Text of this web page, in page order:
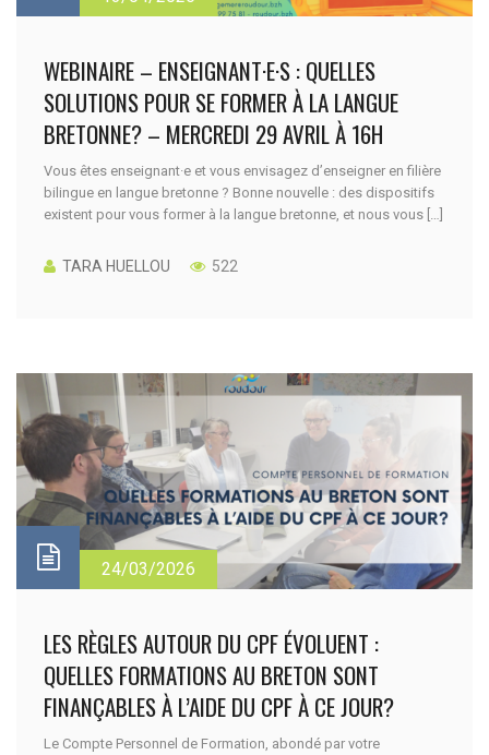
WEBINAIRE – ENSEIGNANT·E·S : QUELLES
SOLUTIONS POUR SE FORMER À LA LANGUE
BRETONNE? – MERCREDI 29 AVRIL À 16H
Vous êtes enseignant·e et vous envisagez d’enseigner en filière
bilingue en langue bretonne ? Bonne nouvelle : des dispositifs
existent pour vous former à la langue bretonne, et nous vous […]
TARA HUELLOU 522
24/03/2026
LES RÈGLES AUTOUR DU CPF ÉVOLUENT :
QUELLES FORMATIONS AU BRETON SONT
FINANÇABLES À L’AIDE DU CPF À CE JOUR?
Le Compte Personnel de Formation, abondé par votre